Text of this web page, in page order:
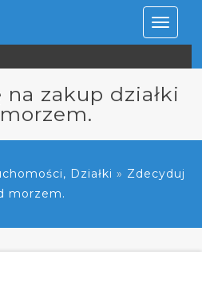
Rozwiń
zakup działki
Działki » Zdecyduj
morzem.